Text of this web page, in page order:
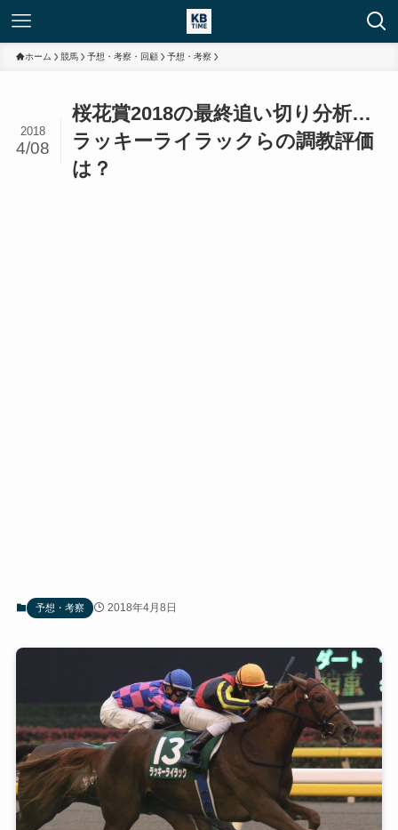
ホーム 競馬 予想・考察・回顧 予想・考察
桜花賞2018の最終追い切り分析…
ラッキーライラックらの調教評価
は？
2018
4/08
予想・考察 2018年4月8日